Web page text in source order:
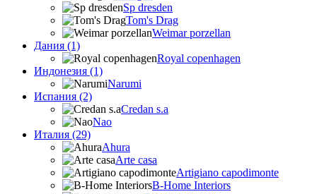
Sp dresden
Tom's Drag
Weimar porzellan
Дания (1)
Royal copenhagen
Индонезия (1)
Narumi
Испания (2)
Credan s.a
Nao
Италия (29)
Ahura
Arte casa
Artigiano capodimonte
B-Home Interiors